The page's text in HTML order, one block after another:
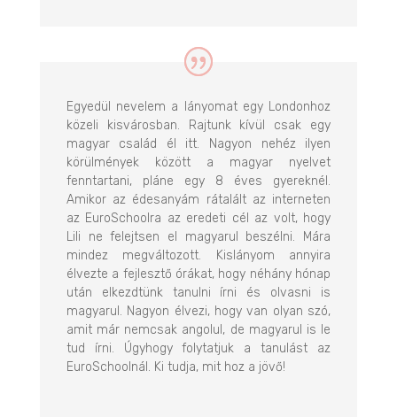
Egyedül nevelem a lányomat egy Londonhoz
közeli kisvárosban. Rajtunk kívül csak egy
magyar család él itt. Nagyon nehéz ilyen
körülmények között a magyar nyelvet
fenntartani, pláne egy 8 éves gyereknél.
Amikor az édesanyám rátalált az interneten
az EuroSchoolra az eredeti cél az volt, hogy
Lili ne felejtsen el magyarul beszélni. Mára
mindez megváltozott. Kislányom annyira
élvezte a fejlesztő órákat, hogy néhány hónap
után elkezdtünk tanulni írni és olvasni is
magyarul. Nagyon élvezi, hogy van olyan szó,
amit már nemcsak angolul, de magyarul is le
tud írni. Úgyhogy folytatjuk a tanulást az
EuroSchoolnál. Ki tudja, mit hoz a jövő!